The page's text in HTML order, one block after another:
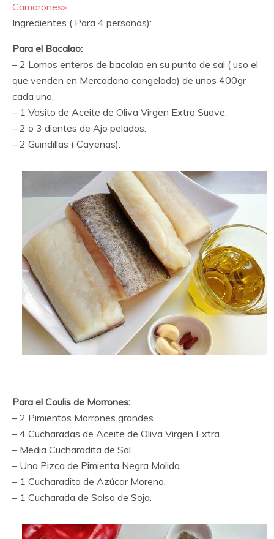
Camarones».
Ingredientes ( Para 4 personas):
Para el Bacalao:
– 2 Lomos enteros de bacalao en su punto de sal ( uso el
que venden en Mercadona congelado) de unos 400gr
cada uno.
– 1 Vasito de Aceite de Oliva Virgen Extra Suave.
– 2 o 3 dientes de Ajo pelados.
– 2 Guindillas ( Cayenas).
Para el Coulis de Morrones:
– 2 Pimientos Morrones grandes.
– 4 Cucharadas de Aceite de Oliva Virgen Extra.
– Media Cucharadita de Sal.
– Una Pizca de Pimienta Negra Molida.
– 1 Cucharadita de Azúcar Moreno.
– 1 Cucharada de Salsa de Soja.